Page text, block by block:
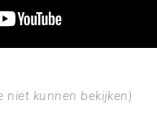
kunnen bekijken)